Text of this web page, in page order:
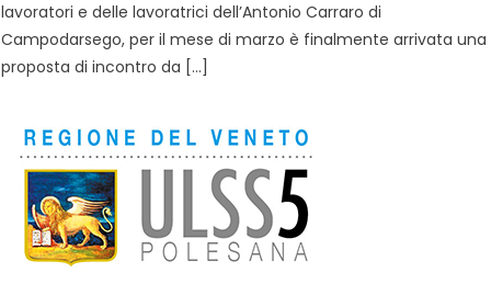
lavoratori e delle lavoratrici dell’Antonio Carraro di
Campodarsego, per il mese di marzo è finalmente arrivata una
proposta di incontro da […]